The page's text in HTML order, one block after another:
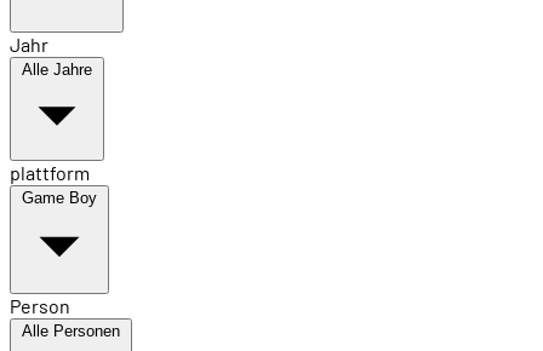
Jahr
Alle Jahre
plattform
Game Boy
Person
Alle Personen